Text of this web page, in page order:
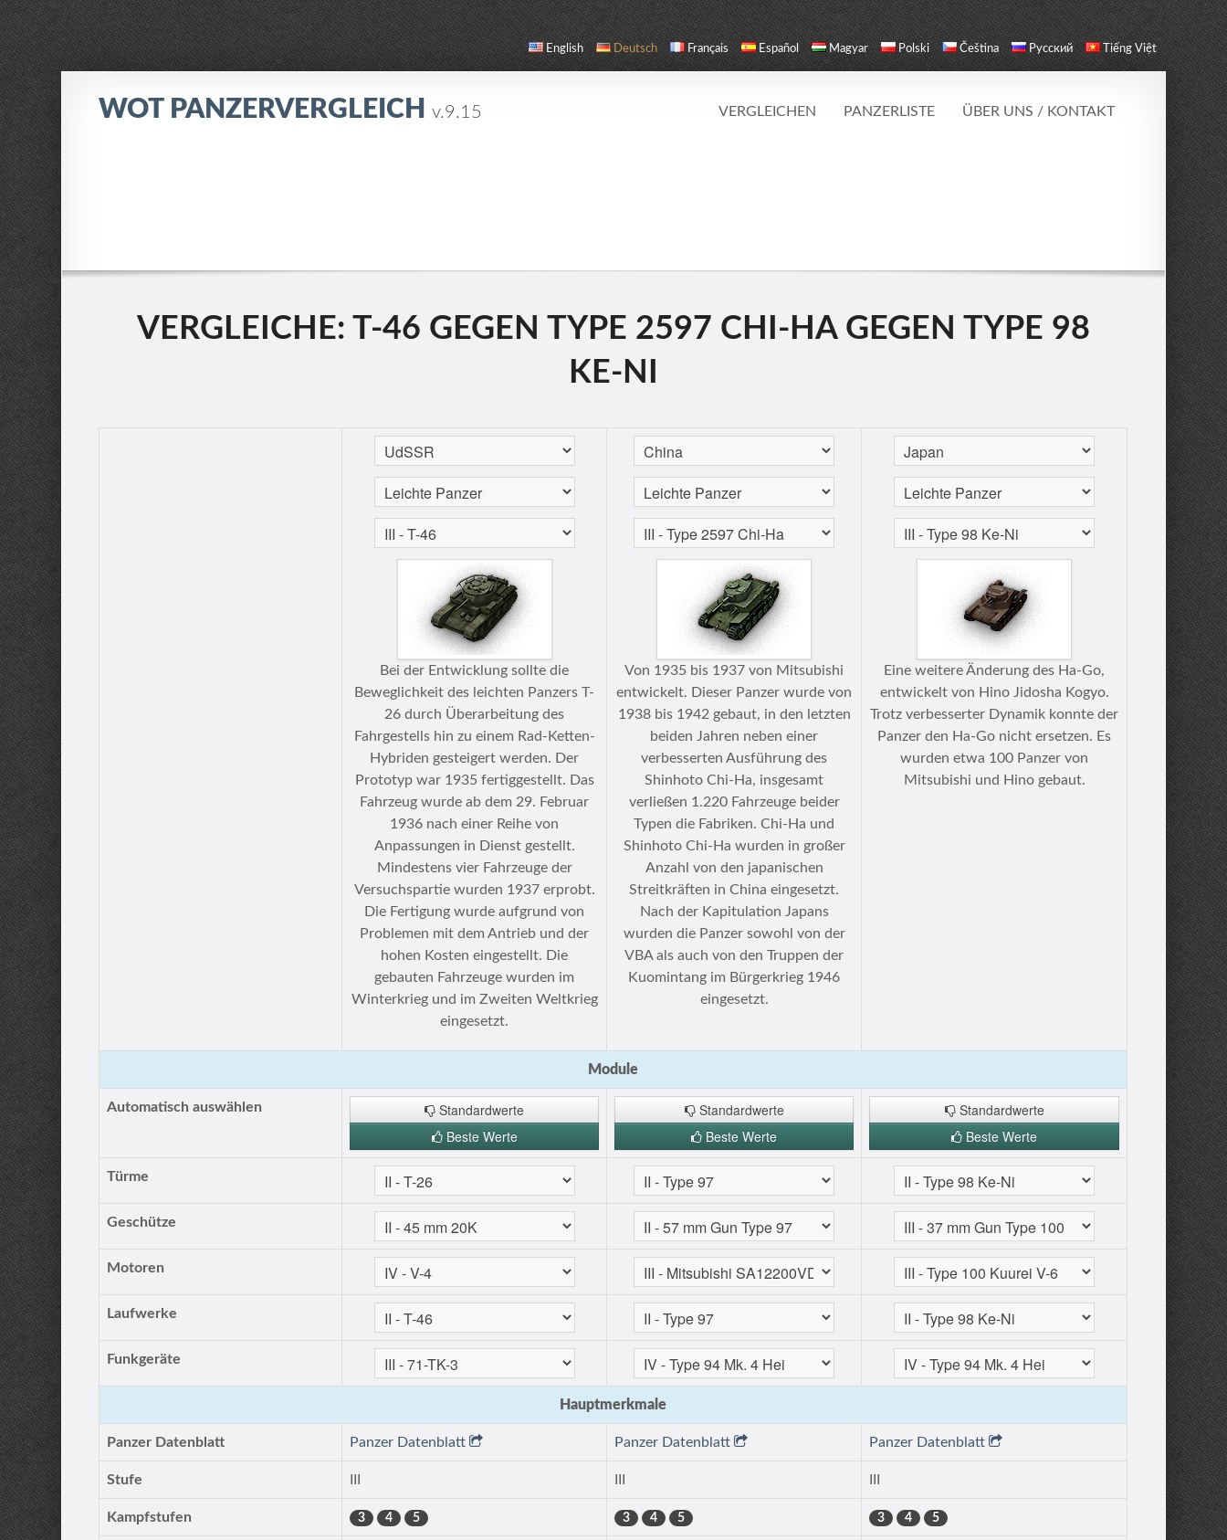
English Deutsch Français Español Magyar Polski Čeština Русский Tiếng Việt
WOT PANZERVERGLEICHv.9.15 VERGLEICHEN PANZERLISTE ÜBER UNS / KONTAKT
VERGLEICHE: T-46 GEGEN TYPE 2597 CHI-HA GEGEN TYPE 98
KE-NI
Bei der Entwicklung sollte die
Beweglichkeit des leichten Panzers T-
26 durch Überarbeitung des
Fahrgestells hin zu einem Rad-Ketten-
Hybriden gesteigert werden. Der
Prototyp war 1935 fertiggestellt. Das
Fahrzeug wurde ab dem 29. Februar
1936 nach einer Reihe von
Anpassungen in Dienst gestellt.
Mindestens vier Fahrzeuge der
Versuchspartie wurden 1937 erprobt.
Die Fertigung wurde aufgrund von
Problemen mit dem Antrieb und der
hohen Kosten eingestellt. Die
gebauten Fahrzeuge wurden im
Winterkrieg und im Zweiten Weltkrieg
eingesetzt.
Von 1935 bis 1937 von Mitsubishi
entwickelt. Dieser Panzer wurde von
1938 bis 1942 gebaut, in den letzten
beiden Jahren neben einer
verbesserten Ausführung des
Shinhoto Chi-Ha, insgesamt
verließen 1.220 Fahrzeuge beider
Typen die Fabriken. Chi-Ha und
Shinhoto Chi-Ha wurden in großer
Anzahl von den japanischen
Streitkräften in China eingesetzt.
Nach der Kapitulation Japans
wurden die Panzer sowohl von der
VBA als auch von den Truppen der
Kuomintang im Bürgerkrieg 1946
eingesetzt.
Eine weitere Änderung des Ha-Go,
entwickelt von Hino Jidosha Kogyo.
Trotz verbesserter Dynamik konnte der
Panzer den Ha-Go nicht ersetzen. Es
wurden etwa 100 Panzer von
Mitsubishi und Hino gebaut.
Module
Automatisch auswählen
Standardwerte
Beste Werte
Standardwerte
Beste Werte
Standardwerte
Beste Werte
Türme
Geschütze
Motoren
Laufwerke
Funkgeräte
Hauptmerkmale
Panzer Datenblatt Panzer Datenblatt Panzer Datenblatt Panzer Datenblatt
Stufe
Kampfstufen 3 4 5 3 4 5 3 4 5